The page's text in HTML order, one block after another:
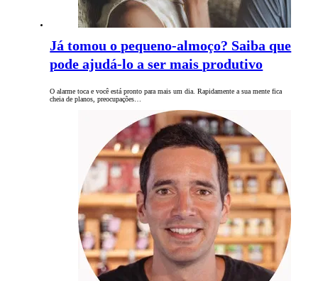
Já tomou o pequeno-almoço? Saiba que
pode ajudá-lo a ser mais produtivo
O alarme toca e você está pronto para mais um dia. Rapidamente a sua mente fica
cheia de planos, preocupações…